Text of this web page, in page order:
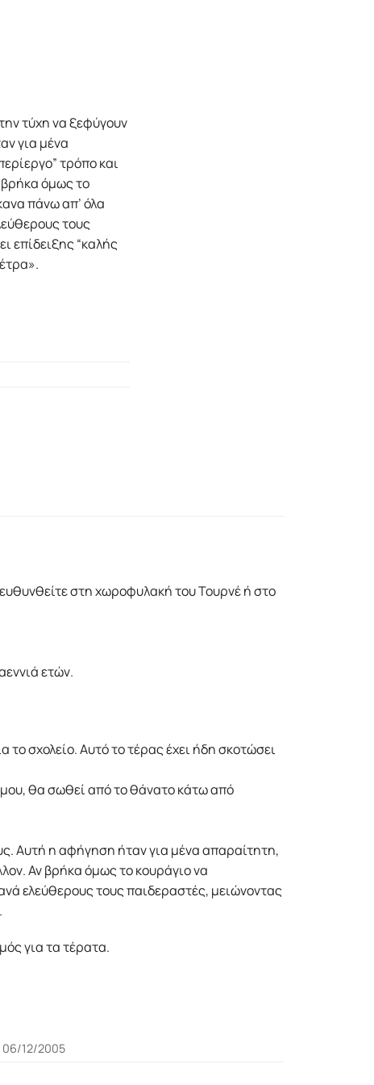
τύχη να ξεφύγουν
για μένα
τρόπο και
βρήκα όμως το
πάνω απ’ όλα
τους
επίδειξης “καλής
στη χωροφυλακή του Τουρνέ ή στο
ετών.
σχολείο. Aυτό το τέρας έχει ήδη σκοτώσει
θα σωθεί από το θάνατο κάτω από
Αυτή η αφήγηση ήταν για μένα απαραίτητη,
Αν βρήκα όμως το κουράγιο να
ελεύθερους τους παιδεραστές, μειώνοντας
για τα τέρατα.
06/12/2005